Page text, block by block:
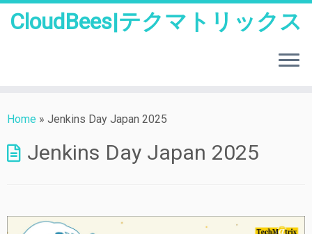
to
CloudBees|テクマトリックス
Home » Jenkins Day Japan 2025
Jenkins Day Japan 2025